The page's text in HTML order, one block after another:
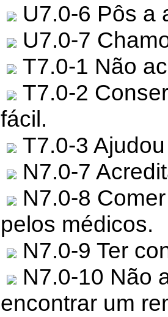
U7.0-6 Pôs a
U7.0-7
T7.0-1 Não
T7.0-2
fácil.
T7.0-3
N7.0-7
N7.0-8
pelos médicos.
N7.0-9 Ter
N7.0-10 Não
encontrar um